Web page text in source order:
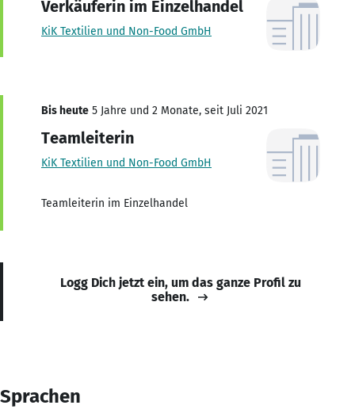
Verkäuferin im Einzelhandel
KiK Textilien und Non-Food GmbH
Bis heute 5 Jahre und 2 Monate, seit Juli 2021
Teamleiterin
KiK Textilien und Non-Food GmbH
Teamleiterin im Einzelhandel
Logg Dich jetzt ein, um das ganze Profil zu
sehen.
Sprachen